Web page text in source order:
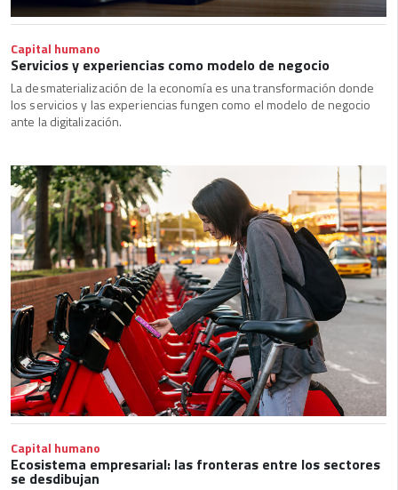
Capital humano
Servicios y experiencias como modelo de negocio
La desmaterialización de la economía es una transformación donde
los servicios y las experiencias fungen como el modelo de negocio
ante la digitalización.
Capital humano
Ecosistema empresarial: las fronteras entre los sectores
se desdibujan